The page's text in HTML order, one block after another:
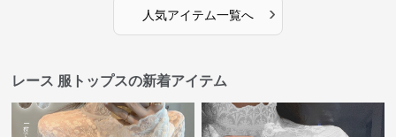
人気アイテム一覧へ ›
レース 服トップスの新着アイテム